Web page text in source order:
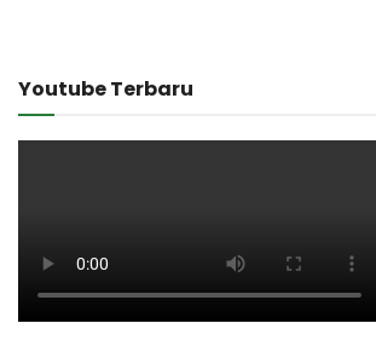
Youtube Terbaru